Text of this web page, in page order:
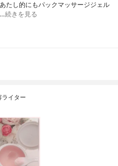
たし的にもパックマッサージジェル
続きを見る
ライター